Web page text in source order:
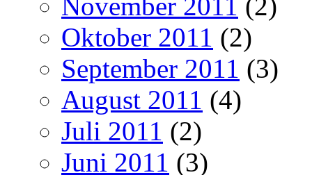
Oktober 2011 (2)
September 2011 (3)
August 2011 (4)
Juli 2011 (2)
Juni 2011 (3)